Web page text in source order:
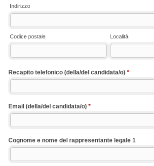
Indirizzo
Codice postale Località
Recapito telefonico (della/del candidata/o) *
Email (della/del candidata/o) *
Cognome e nome del rappresentante legale 1